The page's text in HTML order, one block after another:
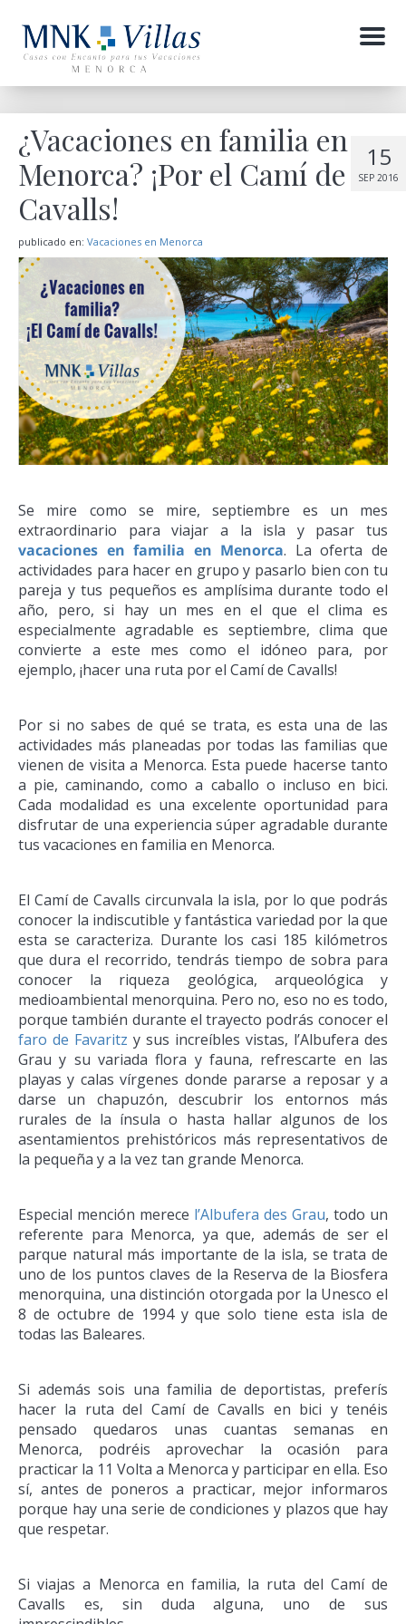
Menu
15
SEP 2016
¿Vacaciones en familia en
Menorca? ¡Por el Camí de
Cavalls!
publicado en: Vacaciones en Menorca
Se mire como se mire, septiembre es un mes
extraordinario para viajar a la isla y pasar tus
vacaciones en familia en Menorca. La oferta de
actividades para hacer en grupo y pasarlo bien con tu
pareja y tus pequeños es amplísima durante todo el
año, pero, si hay un mes en el que el clima es
especialmente agradable es septiembre, clima que
convierte a este mes como el idóneo para, por
ejemplo, ¡hacer una ruta por el Camí de Cavalls!
Por si no sabes de qué se trata, es esta una de las
actividades más planeadas por todas las familias que
vienen de visita a Menorca. Esta puede hacerse tanto
a pie, caminando, como a caballo o incluso en bici.
Cada modalidad es una excelente oportunidad para
disfrutar de una experiencia súper agradable durante
tus vacaciones en familia en Menorca.
El Camí de Cavalls circunvala la isla, por lo que podrás
conocer la indiscutible y fantástica variedad por la que
esta se caracteriza. Durante los casi 185 kilómetros
que dura el recorrido, tendrás tiempo de sobra para
conocer la riqueza geológica, arqueológica y
medioambiental menorquina. Pero no, eso no es todo,
porque también durante el trayecto podrás conocer el
faro de Favaritz y sus increíbles vistas, l’Albufera des
Grau y su variada flora y fauna, refrescarte en las
playas y calas vírgenes donde pararse a reposar y a
darse un chapuzón, descubrir los entornos más
rurales de la ínsula o hasta hallar algunos de los
asentamientos prehistóricos más representativos de
la pequeña y a la vez tan grande Menorca.
Especial mención merece l’Albufera des Grau, todo un
referente para Menorca, ya que, además de ser el
parque natural más importante de la isla, se trata de
uno de los puntos claves de la Reserva de la Biosfera
menorquina, una distinción otorgada por la Unesco el
8 de octubre de 1994 y que solo tiene esta isla de
todas las Baleares.
Si además sois una familia de deportistas, preferís
hacer la ruta del Camí de Cavalls en bici y tenéis
pensado quedaros unas cuantas semanas en
Menorca, podréis aprovechar la ocasión para
practicar la 11 Volta a Menorca y participar en ella. Eso
sí, antes de poneros a practicar, mejor informaros
porque hay una serie de condiciones y plazos que hay
que respetar.
Si viajas a Menorca en familia, la ruta del Camí de
Cavalls es, sin duda alguna, uno de sus